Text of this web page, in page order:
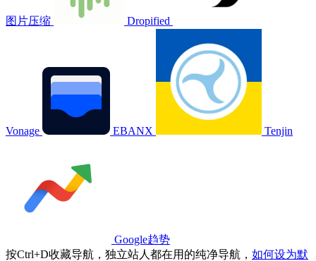
图片压缩 Dropified
Vonage EBANX Tenjin
Google趋势
按Ctrl+D收藏导航，独立站人都在用的纯净导航， 如何设为默